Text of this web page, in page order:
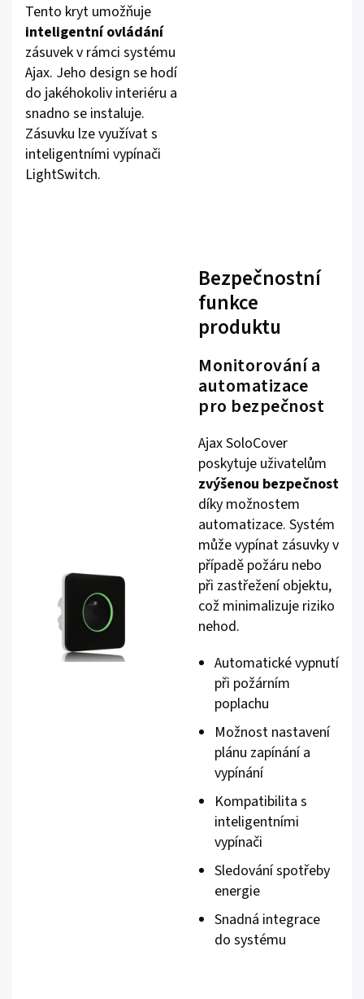
Tento kryt umožňuje
inteligentní ovládání
zásuvek v rámci systému
Ajax. Jeho design se hodí
do jakéhokoliv interiéru a
snadno se instaluje.
Zásuvku lze využívat s
inteligentními vypínači
LightSwitch.
Bezpečnostní
funkce
produktu
Monitorování a
automatizace
pro bezpečnost
Ajax SoloCover
poskytuje uživatelům
zvýšenou bezpečnost
díky možnostem
automatizace. Systém
může vypínat zásuvky v
případě požáru nebo
při zastřežení objektu,
což minimalizuje riziko
nehod.
Automatické vypnutí
při požárním
poplachu
Možnost nastavení
plánu zapínání a
vypínání
Kompatibilita s
inteligentními
vypínači
Sledování spotřeby
energie
Snadná integrace
do systému